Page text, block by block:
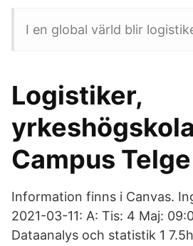
I en global värld blir
Logistiker,
Campus Telge
Information finns i Canvas.
2021-03-11: A: Tis: 4 Maj:
Dataanalys och statistik 1